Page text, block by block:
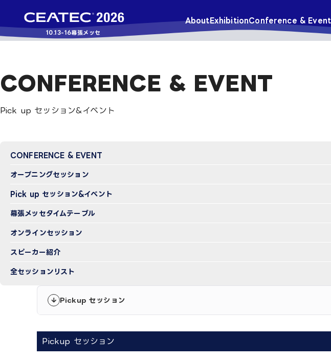
10.13-16幕張メッセ
AboutExhibitionConference & Event
CONFERENCE & EVENT
Pick up セッション&イベント
CONFERENCE & EVENT
オープニングセッション
Pick up セッション&イベント
幕張メッセタイムテーブル
オンラインセッション
スピーカー紹介
全セッションリスト
Pickup セッション
Pickup セッション